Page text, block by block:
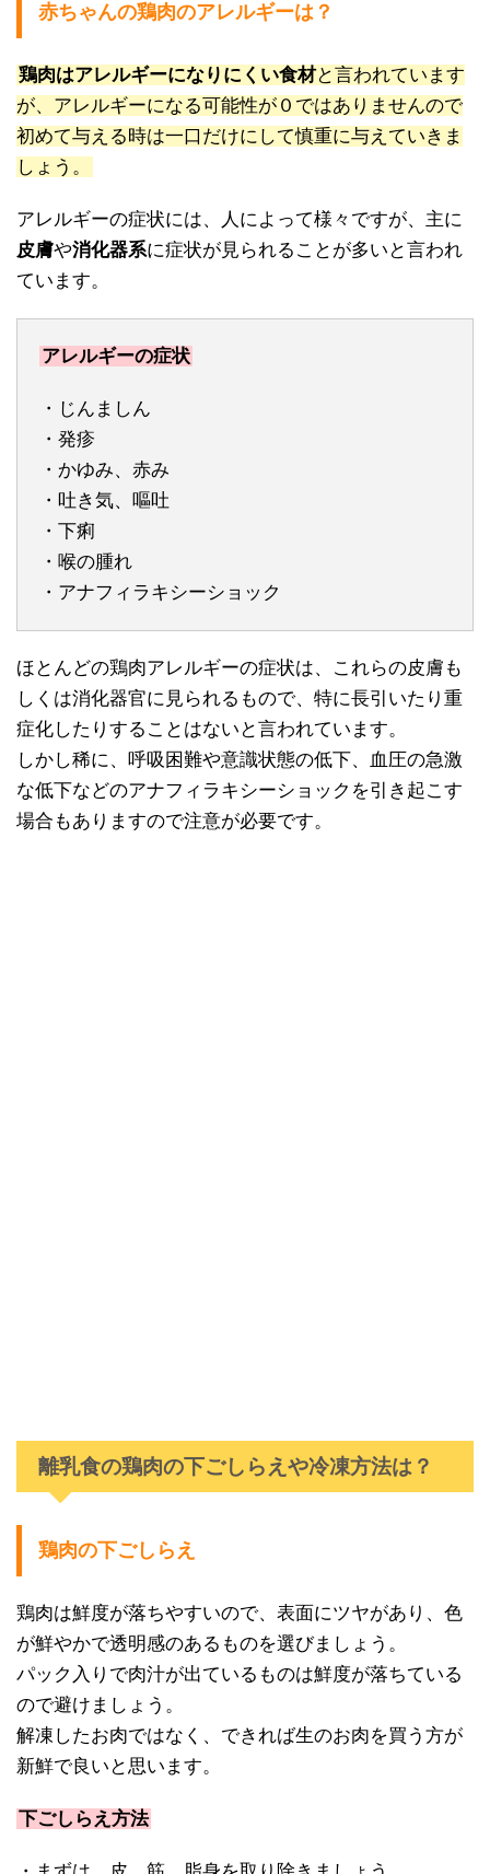
赤ちゃんの鶏肉のアレルギーは？
鶏肉はアレルギーになりにくい食材と言われています
が、アレルギーになる可能性が０ではありませんので
初めて与える時は一口だけにして慎重に与えていきま
しょう。
アレルギーの症状には、人によって様々ですが、主に
皮膚や消化器系に症状が見られることが多いと言われ
ています。
アレルギーの症状
・じんましん
・発疹
・かゆみ、赤み
・吐き気、嘔吐
・下痢
・喉の腫れ
・アナフィラキシーショック
ほとんどの鶏肉アレルギーの症状は、これらの皮膚も
しくは消化器官に見られるもので、特に長引いたり重
症化したりすることはないと言われています。
しかし稀に、呼吸困難や意識状態の低下、血圧の急激
な低下などのアナフィラキシーショックを引き起こす
場合もありますので注意が必要です。
離乳食の鶏肉の下ごしらえや冷凍方法は？
鶏肉の下ごしらえ
鶏肉は鮮度が落ちやすいので、表面にツヤがあり、色
が鮮やかで透明感のあるものを選びましょう。
パック入りで肉汁が出ているものは鮮度が落ちている
ので避けましょう。
解凍したお肉ではなく、できれば生のお肉を買う方が
新鮮で良いと思います。
下ごしらえ方法